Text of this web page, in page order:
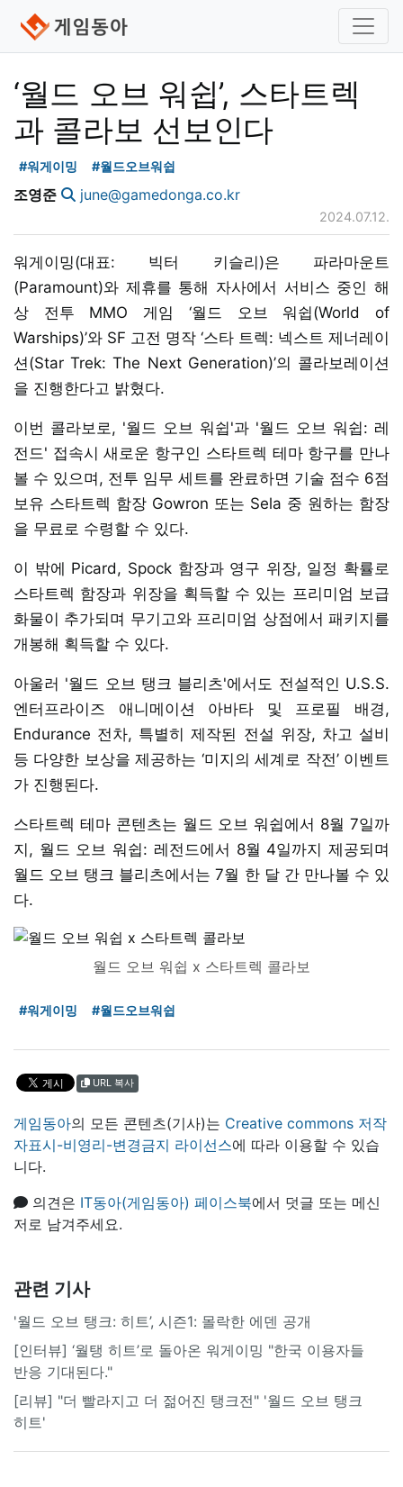
‘월드 오브 워쉽’, 스타트렉
과 콜라보 선보인다
#워게이밍 #월드오브워쉽
조영준 june@gamedonga.co.kr
2024.07.12.
워게이밍(대표: 빅터 키슬리)은 파라마운트
(Paramount)와 제휴를 통해 자사에서 서비스 중인 해
상 전투 MMO 게임 ‘월드 오브 워쉽(World of
Warships)’와 SF 고전 명작 ‘스타 트렉: 넥스트 제너레이
션(Star Trek: The Next Generation)’의 콜라보레이션
을 진행한다고 밝혔다.
이번 콜라보로, '월드 오브 워쉽'과 '월드 오브 워쉽: 레
전드' 접속시 새로운 항구인 스타트렉 테마 항구를 만나
볼 수 있으며, 전투 임무 세트를 완료하면 기술 점수 6점
보유 스타트렉 함장 Gowron 또는 Sela 중 원하는 함장
을 무료로 수령할 수 있다.
이 밖에 Picard, Spock 함장과 영구 위장, 일정 확률로
스타트렉 함장과 위장을 획득할 수 있는 프리미엄 보급
화물이 추가되며 무기고와 프리미엄 상점에서 패키지를
개봉해 획득할 수 있다.
아울러 '월드 오브 탱크 블리츠'에서도 전설적인 U.S.S.
엔터프라이즈 애니메이션 아바타 및 프로필 배경,
Endurance 전차, 특별히 제작된 전설 위장, 차고 설비
등 다양한 보상을 제공하는 ‘미지의 세계로 작전’ 이벤트
가 진행된다.
스타트렉 테마 콘텐츠는 월드 오브 워쉽에서 8월 7일까
지, 월드 오브 워쉽: 레전드에서 8월 4일까지 제공되며
월드 오브 탱크 블리츠에서는 7월 한 달 간 만나볼 수 있
다.
월드 오브 워쉽 x 스타트렉 콜라보
#워게이밍 #월드오브워쉽
URL 복사
게임동아의 모든 콘텐츠(기사)는 Creative commons 저작
자표시-비영리-변경금지 라이선스에 따라 이용할 수 있습
니다.
의견은 IT동아(게임동아) 페이스북에서 덧글 또는 메신
저로 남겨주세요.
관련 기사
'월드 오브 탱크: 히트’, 시즌1: 몰락한 에덴 공개
[인터뷰] ‘월탱 히트’로 돌아온 워게이밍 "한국 이용자들
반응 기대된다."
[리뷰] "더 빨라지고 더 젊어진 탱크전" '월드 오브 탱크
히트'